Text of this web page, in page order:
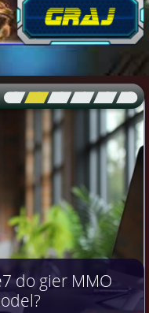
[\ \\ \\ \\ \\ \]
do gier MMO